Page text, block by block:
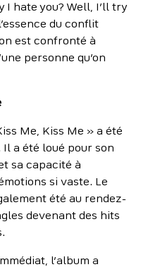
I hate you? Well, I’ll try
du conflit
est confronté à
personne qu’on
Me, Kiss Me » a été
a été loué pour son
sa capacité à
si vaste. Le
été au rendez-
devenant des hits
l’album a